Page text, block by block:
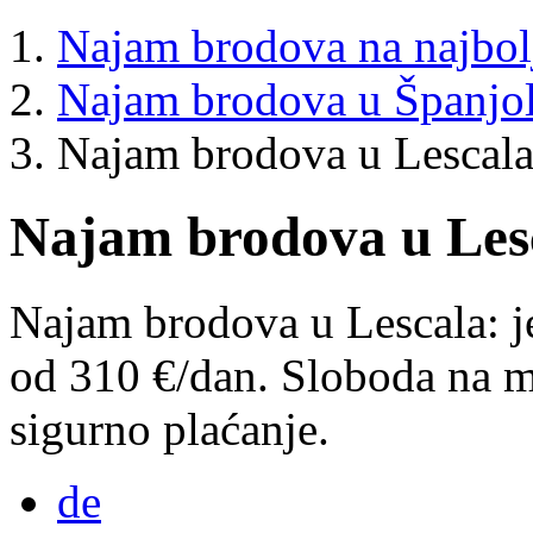
Najam brodova na
Najam brodova u
Najam brodova u Lescala
Najam brodova u
Najam brodova u Lescala:
od 310 €/dan. Sloboda na
sigurno plaćanje.
de